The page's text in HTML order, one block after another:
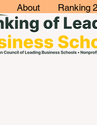
About Ranking